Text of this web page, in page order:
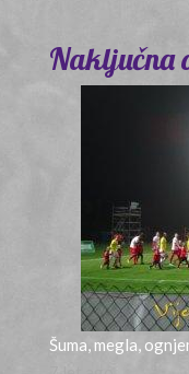
Naključna
Šuma, megla,